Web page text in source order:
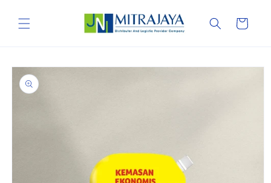
content
Cart
Skip to
product
information